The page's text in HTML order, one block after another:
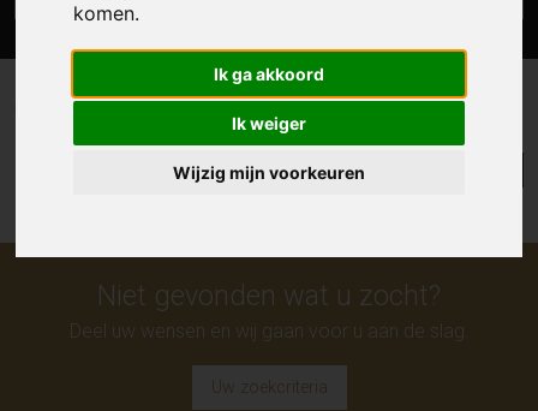
komen.
Ik ga akkoord
Ik weiger
Wijzig mijn voorkeuren
0 resultaten waarvan 0 in Hamme
Lijst
Niet gevonden wat u zocht?
Deel uw wensen en wij gaan voor u aan de slag.
Uw zoekcriteria